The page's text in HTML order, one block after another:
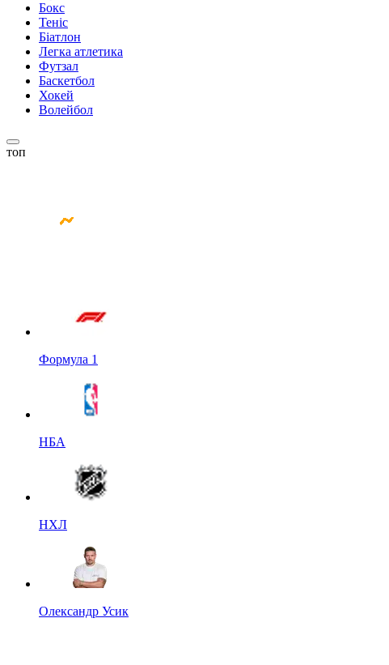
Бокс
Теніс
Біатлон
Легка атлетика
Футзал
Баскетбол
Хокей
Волейбол
топ
Формула 1
НБА
НХЛ
Олександр Усик